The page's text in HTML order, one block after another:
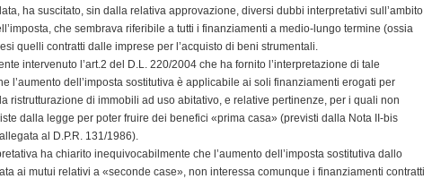
d
l
y
ha suscitato, sin dalla relativa approvazione, diversi dubbi interpretativi sull’ambito
che sembrava riferibile a tutti i finanziamenti a medio-lungo termine (ossia
quelli contratti dalle imprese per l’acquisto di beni strumentali.
intervenuto l’art.2 del D.L. 220/2004 che ha fornito l’interpretazione di tale
l’aumento dell’imposta sostitutiva è applicabile ai soli finanziamenti erogati per
ristrutturazione di immobili ad uso abitativo, e relative pertinenze, per i quali non
dalla legge per poter fruire dei benefici «prima casa» (previsti dalla Nota II-bis
al D.P.R. 131/1986).
ha chiarito inequivocabilmente che l’aumento dell’imposta sostitutiva dallo
ai mutui relativi a «seconde case», non interessa comunque i finanziamenti contratti